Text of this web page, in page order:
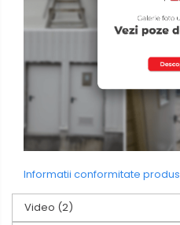
Informatii conformitate produs
Video (2)